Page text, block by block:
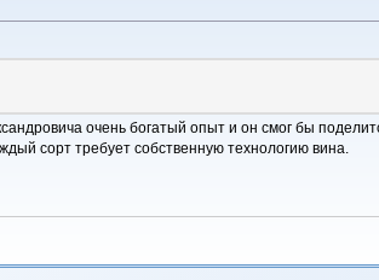
очень богатый опыт и он смог бы
сорт требует собственную технологию вина.